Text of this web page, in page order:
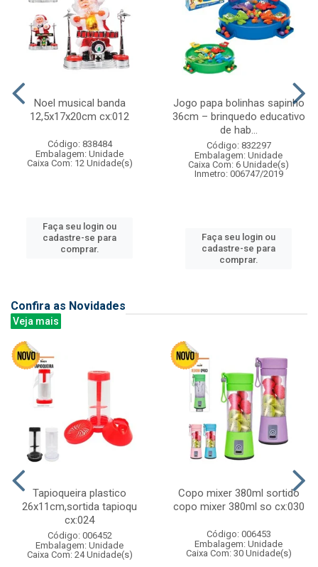
Noel musical banda
12,5x17x20cm cx:012
Código: 838484
Embalagem: Unidade
Caixa Com: 12 Unidade(s)
Faça seu login ou
cadastre-se para
comprar.
Jogo papa bolinhas sapinho
36cm – brinquedo educativo
de hab...
Código: 832297
Embalagem: Unidade
Caixa Com: 6 Unidade(s)
Inmetro: 006747/2019
Faça seu login ou
cadastre-se para
comprar.
Confira as Novidades
Veja mais
Tapioqueira plastico
26x11cm,sortida tapioqu
cx:024
Código: 006452
Embalagem: Unidade
Caixa Com: 24 Unidade(s)
Copo mixer 380ml sortido
copo mixer 380ml so cx:030
Código: 006453
Embalagem: Unidade
Caixa Com: 30 Unidade(s)